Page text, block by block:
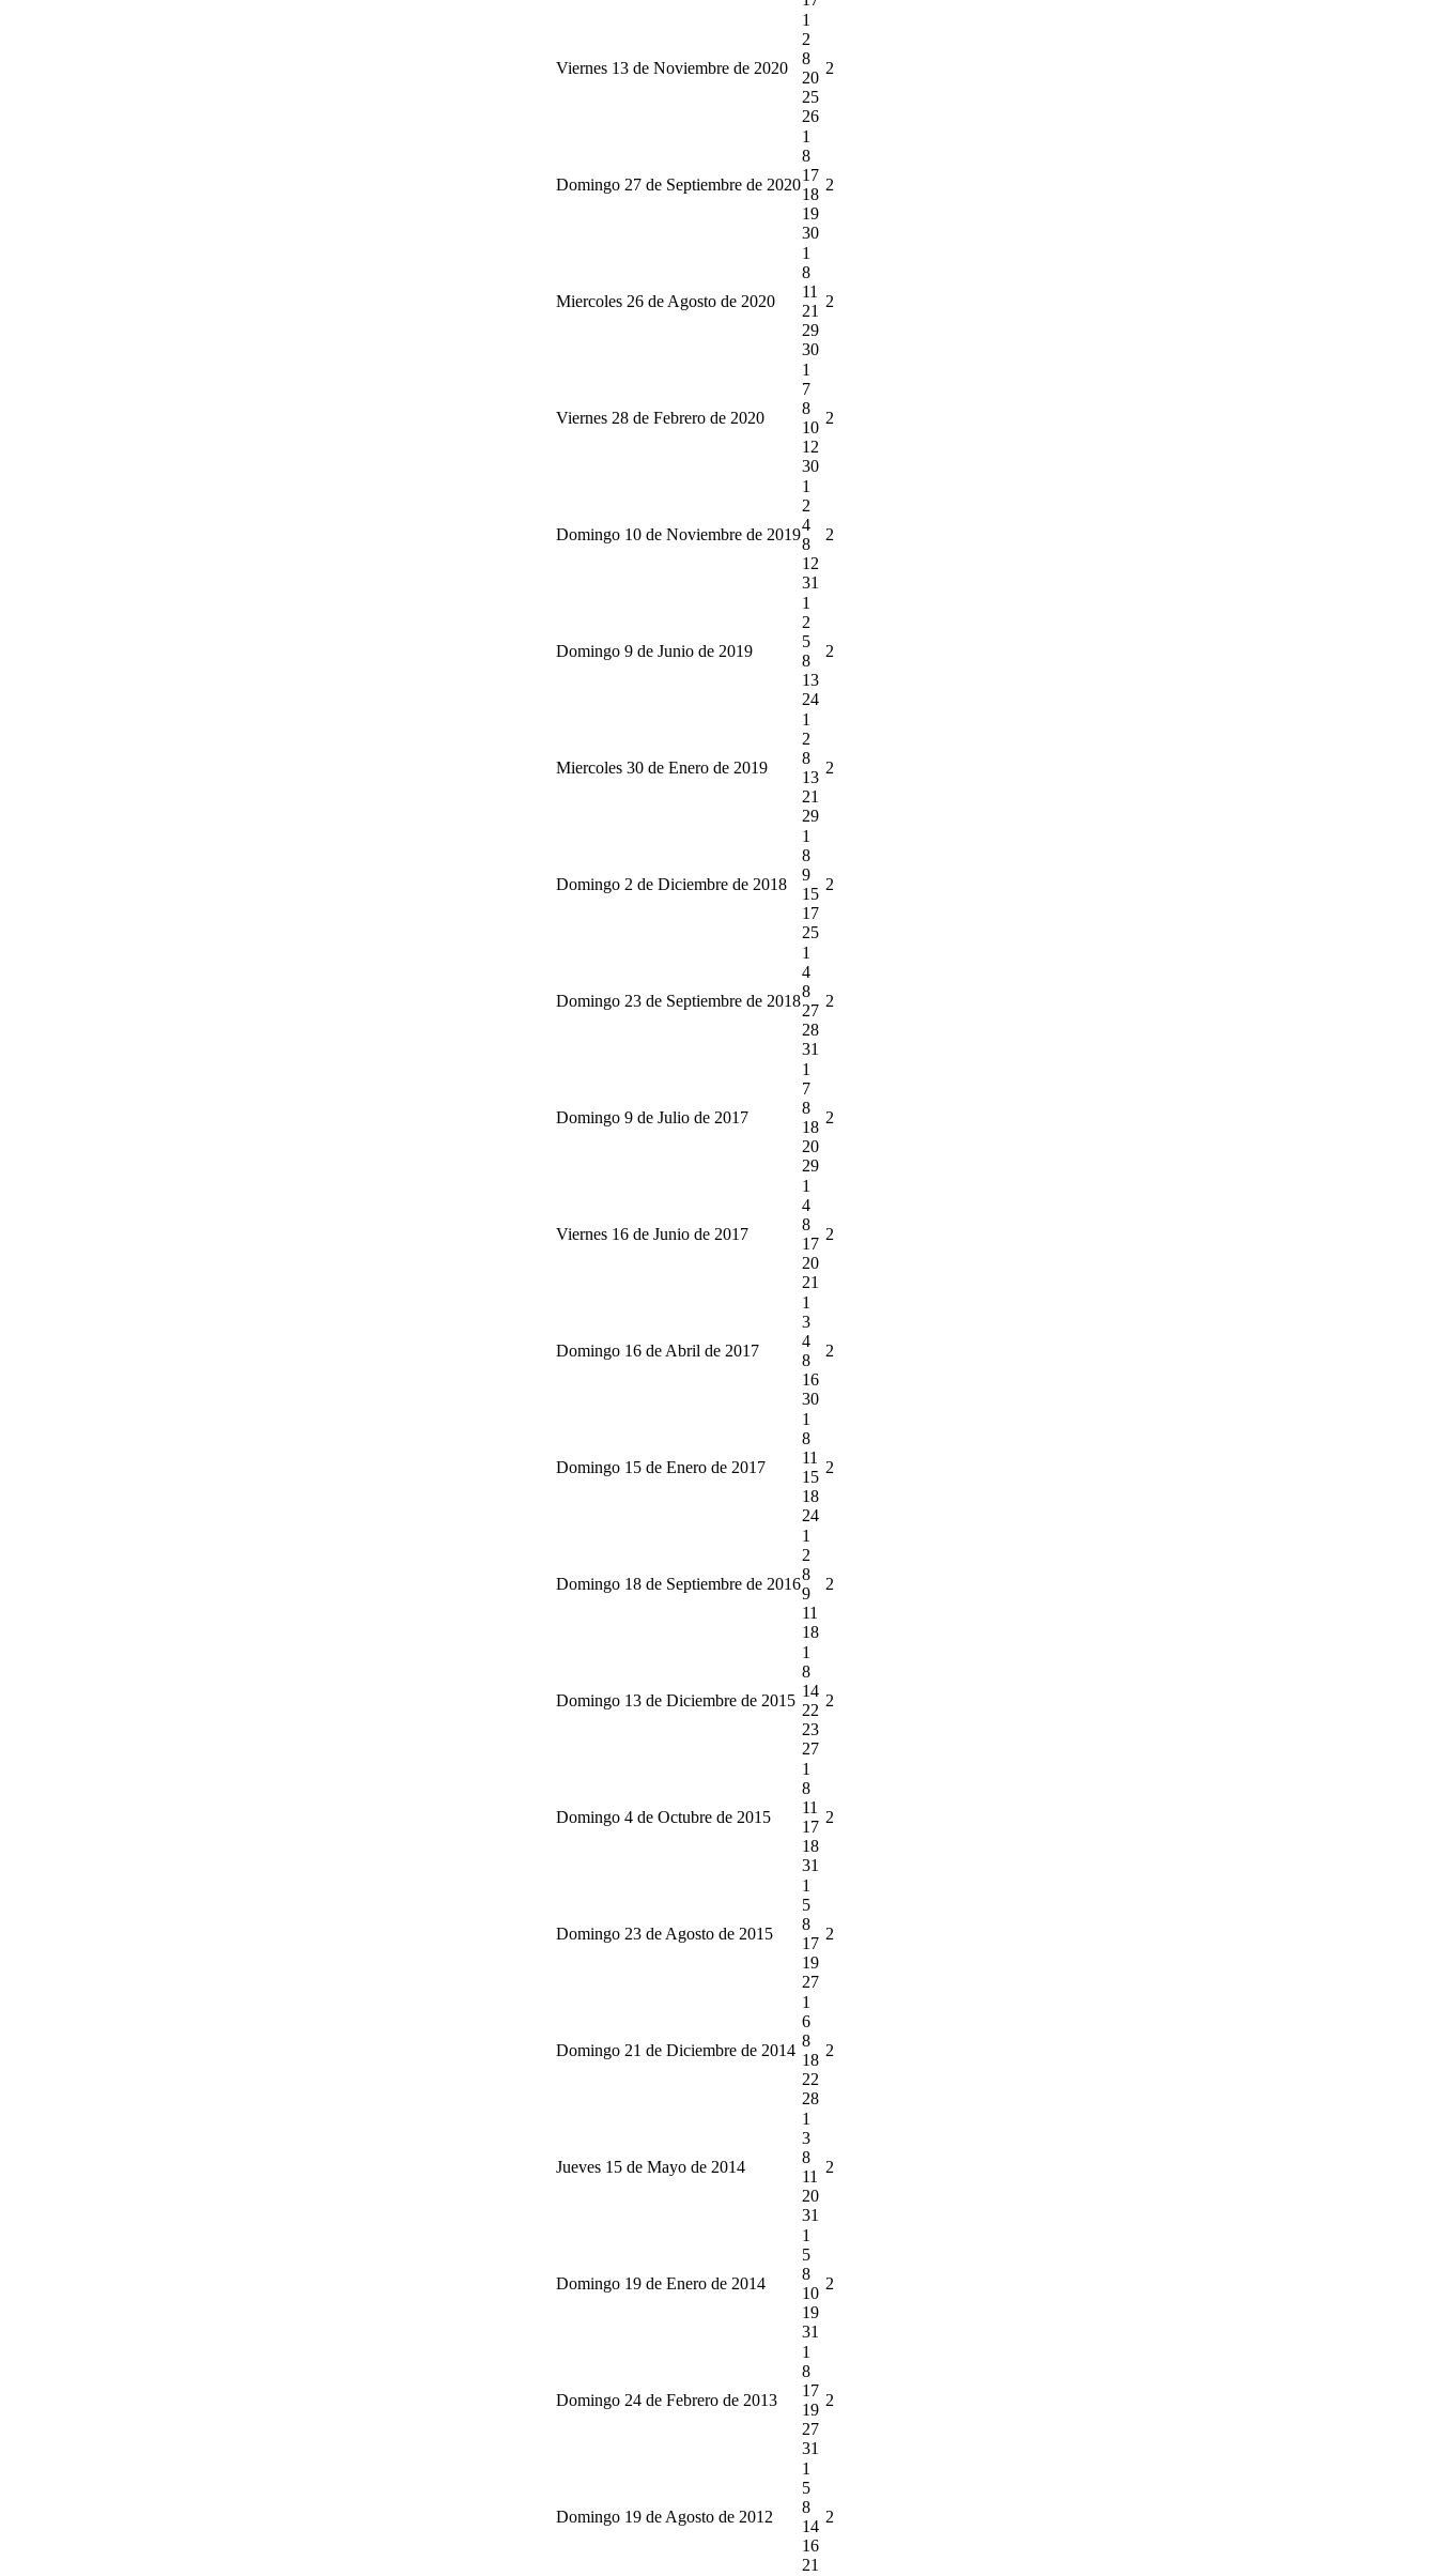
Viernes 13 de Noviembre de 2020
1
2
8
20
25
26
2
Domingo 27 de Septiembre de 2020
1
8
17
18
19
30
2
Miercoles 26 de Agosto de 2020
1
8
11
21
29
30
2
Viernes 28 de Febrero de 2020
1
7
8
10
12
30
2
Domingo 10 de Noviembre de 2019
1
2
4
8
12
31
2
Domingo 9 de Junio de 2019
1
2
5
8
13
24
2
Miercoles 30 de Enero de 2019
1
2
8
13
21
29
2
Domingo 2 de Diciembre de 2018
1
8
9
15
17
25
2
Domingo 23 de Septiembre de 2018
1
4
8
27
28
31
2
Domingo 9 de Julio de 2017
1
7
8
18
20
29
2
Viernes 16 de Junio de 2017
1
4
8
17
20
21
2
Domingo 16 de Abril de 2017
1
3
4
8
16
30
2
Domingo 15 de Enero de 2017
1
8
11
15
18
24
2
Domingo 18 de Septiembre de 2016
1
2
8
9
11
18
2
Domingo 13 de Diciembre de 2015
1
8
14
22
23
27
2
Domingo 4 de Octubre de 2015
1
8
11
17
18
31
2
Domingo 23 de Agosto de 2015
1
5
8
17
19
27
2
Domingo 21 de Diciembre de 2014
1
6
8
18
22
28
2
Jueves 15 de Mayo de 2014
1
3
8
11
20
31
2
Domingo 19 de Enero de 2014
1
5
8
10
19
31
2
Domingo 24 de Febrero de 2013
1
8
17
19
27
31
2
Domingo 19 de Agosto de 2012
1
5
8
14
16
21
2